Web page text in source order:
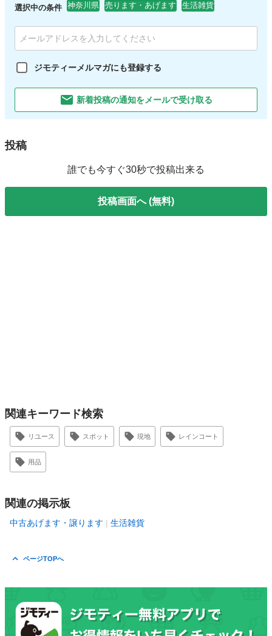
選択中の条件 神奈川県 売ります・あげます 生活雑貨
ジモティーメルマガにも登録する
新着投稿の通知をメールで受け取る
投稿
誰でも今すぐ30秒で投稿出来る
投稿画面へ (無料)
関連キーワード検索
リユース スポット 現地 レインコート
用品
関連の掲示板
中古あげます・譲ります 生活雑貨
ページTOPへ